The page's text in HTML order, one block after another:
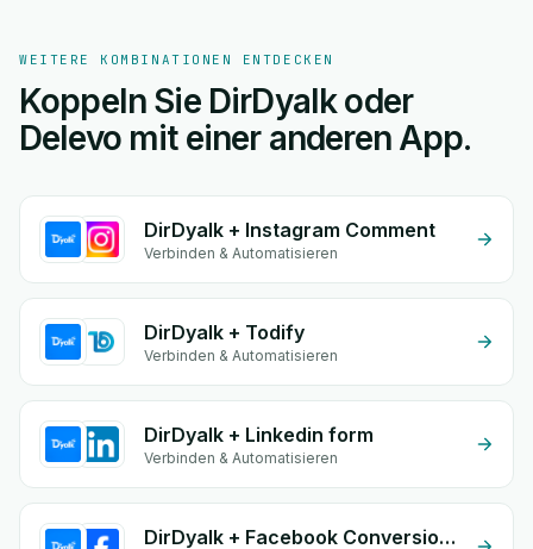
WEITERE KOMBINATIONEN ENTDECKEN
Koppeln Sie DirDyalk oder
Delevo mit einer anderen App.
DirDyalk + Instagram Comment
Verbinden & Automatisieren
DirDyalk + Todify
Verbinden & Automatisieren
DirDyalk + Linkedin form
Verbinden & Automatisieren
DirDyalk + Facebook Conversion API (CAPI)